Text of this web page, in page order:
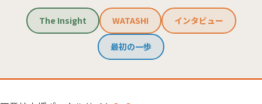
The Insight WATASHI インタビュー
最初の一歩